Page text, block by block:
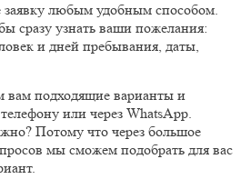
заявку любым удобным способом.
сразу узнать ваши пожелания:
и дней пребывания, даты,
подходящие варианты и
или через WhatsApp.
Потому что через большое
мы сможем подобрать для вас